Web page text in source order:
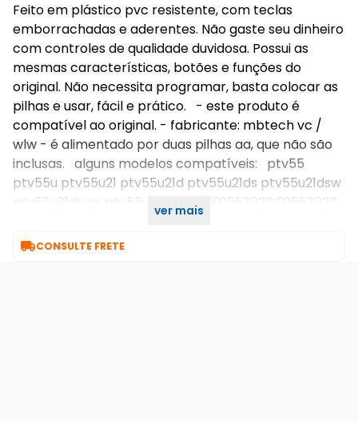
Feito em plástico pvc resistente, com teclas
emborrachadas e aderentes. Não gaste seu dinheiro
com controles de qualidade duvidosa. Possui as
mesmas características, botões e funções do
original. Não necessita programar, basta colocar as
pilhas e usar, fácil e prático. - este produto é
compatível ao original. - fabricante: mbtech vc /
wlw - é alimentado por duas pilhas aa, que não são
inclusas. alguns modelos compatíveis: ptv55
ptv55u ptv55u21 ptv55u21d ptv55u21ds ptv55u21dsw
ptv55u21dswn ptv55u21dswnc 099553020 99553020
ver mais
CONSULTE FRETE